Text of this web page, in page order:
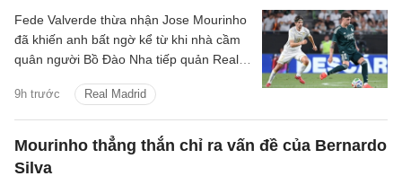
9h trước Real Madrid
Fede Valverde thừa nhận Jose Mourinho
đã khiến anh bất ngờ kể từ khi nhà cầm
quân người Bồ Đào Nha tiếp quản Real
Mourinho thẳng thắn chỉ ra vấn đề của Bernardo
Silva